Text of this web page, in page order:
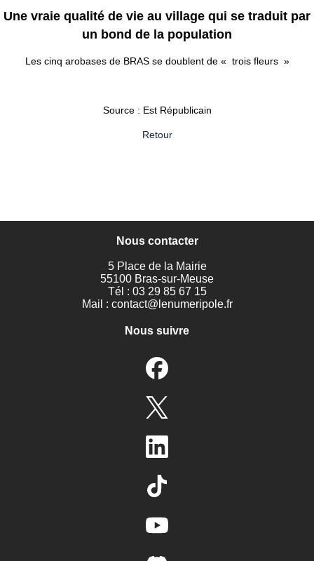
Une vraie qualité de vie au village qui se traduit par
un bond de la population
Les cinq arobases de BRAS se doublent de « trois fleurs »
Source : Est Républicain
Retour
Nous contacter
5 Place de la Mairie
55100 Bras-sur-Meuse
Tél : 03 29 85 67 15
Mail : contact@lenumeripole.fr
Nous suivre